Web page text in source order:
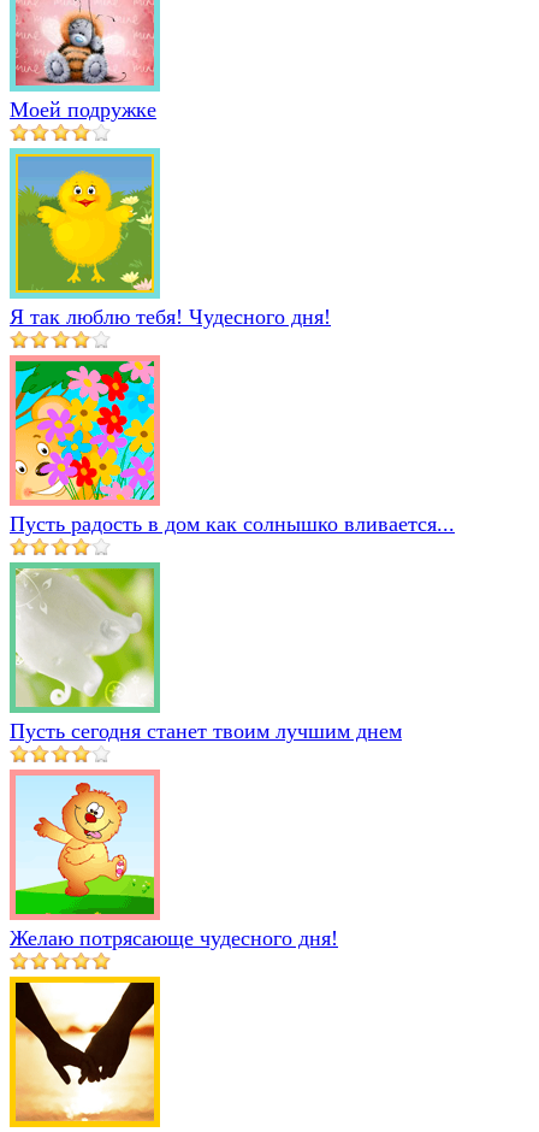
Моей подружке
Я так люблю тебя! Чудесного дня!
Пусть радость в дом как солнышко вливается...
Пусть сегодня станет твоим лучшим днем
Желаю потрясающе чудесного дня!